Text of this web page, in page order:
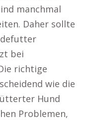
manchmal
Daher sollte
bei
richtige
wie die
Hund
Problemen,